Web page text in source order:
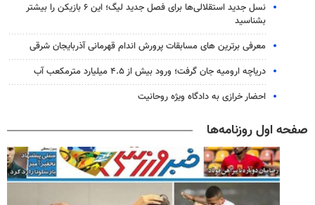
نسل جدید استقلالی‌ها برای فصل جدید لیگ؛ این ۶ بازیکن را بیشتر
بشناسید
معرفی برترین های مسابقات پرورش اندام قهرمانی آذربایجان شرقی
دریاچه ارومیه جان گرفت؛ ورود بیش از ۴.۵ میلیارد مترمکعب آب
احضار خرازی به دادگاه ویژه روحانیت
صفحه اول روزنامه‌ها